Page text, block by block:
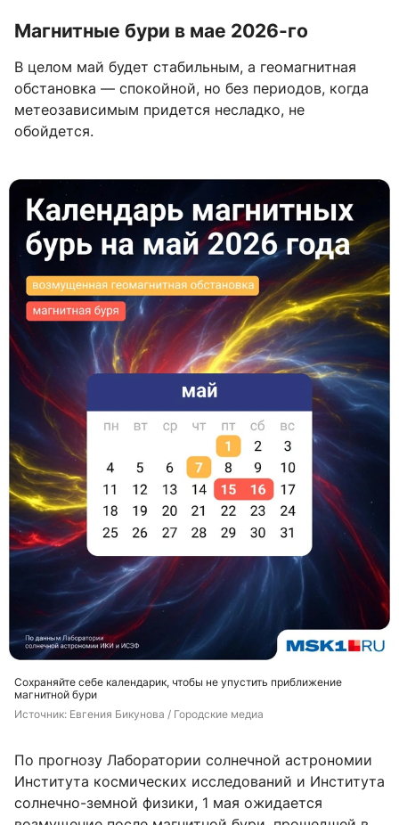
Магнитные бури в мае 2026-го
В целом май будет стабильным, а геомагнитная
обстановка — спокойной, но без периодов, когда
метеозависимым придется несладко, не
обойдется.
Сохраняйте себе календарик, чтобы не упустить приближение
магнитной бури
Источник: Евгения Бикунова / Городские медиа
По прогнозу Лаборатории солнечной астрономии
Института космических исследований и Института
солнечно-земной физики, 1 мая ожидается